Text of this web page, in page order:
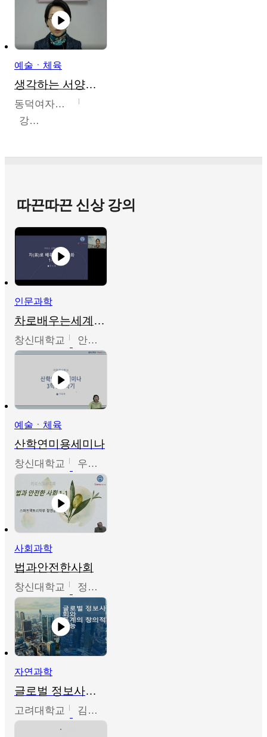
예술ㆍ체육
생각하는 서양미술의 이해
동덕여자대학교
강수미
따끈따끈 신상 강의
인문과학
차로배우는세계문화
창신대학교 안소영
예술ㆍ체육
산학연미용세미나
창신대학교 우미옥,오윤경,박선이
사회과학
법과안전한사회
창신대학교 정연균
자연과학
글로벌 정보사회와 통계의 창의적 기능
고려대학교 김희영